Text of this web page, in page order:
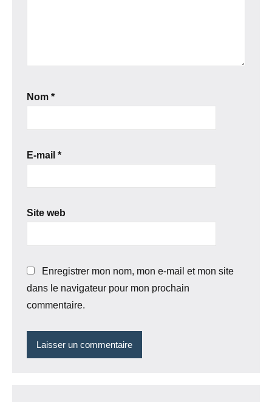
Nom *
E-mail *
Site web
Enregistrer mon nom, mon e-mail et mon site
dans le navigateur pour mon prochain
commentaire.